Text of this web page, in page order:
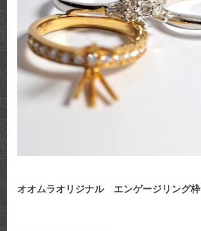
オオムラオリジナル エンゲージリング枠